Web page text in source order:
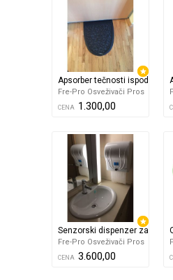
Apsorber tečnosti ispod
Fre-Pro Osveživači Pros
CENA 1.300,00
Senzorski dispenzer za
Fre-Pro Osveživači Pros
CENA 3.600,00